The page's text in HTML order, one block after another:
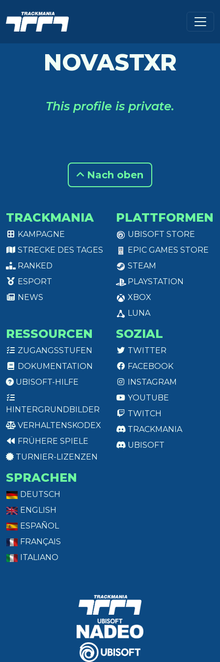
NOVASTXR
This profile is private.
Nach oben
TRACKMANIA
KAMPAGNE
STRECKE DES TAGES
RANKED
ESPORT
NEWS
PLATTFORMEN
UBISOFT STORE
EPIC GAMES STORE
STEAM
PLAYSTATION
XBOX
LUNA
RESSOURCEN
ZUGANGSSTUFEN
DOKUMENTATION
UBISOFT-HILFE
HINTERGRUNDBILDER
VERHALTENSKODEX
FRÜHERE SPIELE
TURNIER-LIZENZEN
SOZIAL
TWITTER
FACEBOOK
INSTAGRAM
YOUTUBE
TWITCH
TRACKMANIA
UBISOFT
SPRACHEN
DEUTSCH
ENGLISH
ESPAÑOL
FRANÇAIS
ITALIANO